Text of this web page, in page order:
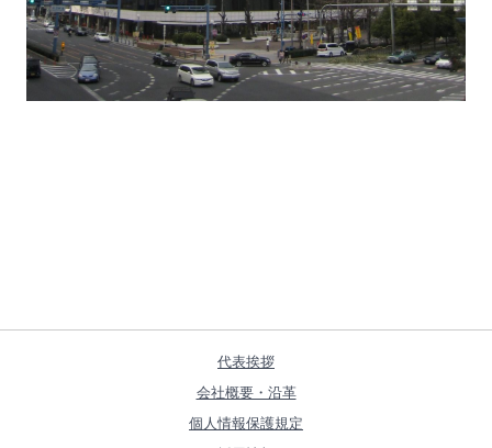
代表挨拶
会社概要・沿革
個人情報保護規定